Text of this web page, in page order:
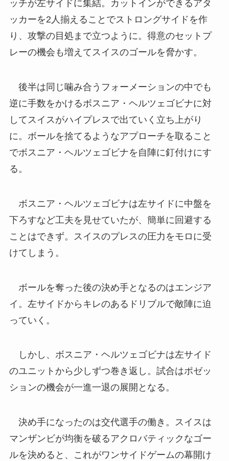
ッチが左サイドに集結。カットインができるアタ
ッカーを2人揃えることでストロングサイドを作
り、攻撃の目処まで立つように。得意のセットプ
レーの機会も増えてスイスのゴールを脅かす。
後半は同じ噛み合うフォーメーションの中でも
逆に手数をかけるボスニア・ヘルツェゴビナに対
してスイスがハイプレスで出ていく立ち上がり
に。ボールを捨てるようなアプローチを取ること
でボスニア・ヘルツェゴビナを自陣に釘付けにす
る。
ボスニア・ヘルツェゴビナは左サイドに中盤を
下ろすなど工夫を見せていたが、簡単に回避する
ことはできず。スイスのプレスの圧力をモロに受
けてしまう。
ボールを奪った後の決め手となるのはエンジア
イ。左サイドからキレのあるドリブルで敵陣に迫
っていく。
しかし、ボスニア・ヘルツェゴビナは左サイド
のユニットから少しずつ巻き返し。試合はポゼッ
ションの機会が一進一退の展開となる。
決め手になったのは交代選手の働き。スイスは
マンザンビが均衡を破るアクロバティックなゴー
ルを決めると、これがワンサイドゲームの幕開け